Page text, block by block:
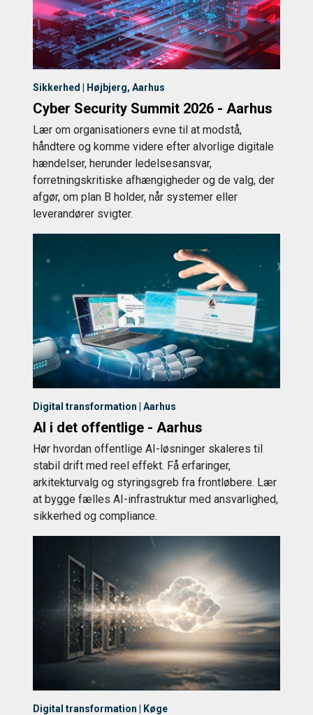
Sikkerhed | Højbjerg, Aarhus
Cyber Security Summit 2026 - Aarhus
Lær om organisationers evne til at modstå,
håndtere og komme videre efter alvorlige digitale
hændelser, herunder ledelsesansvar,
forretningskritiske afhængigheder og de valg, der
afgør, om plan B holder, når systemer eller
leverandører svigter.
Digital transformation | Aarhus
AI i det offentlige - Aarhus
Hør hvordan offentlige AI-løsninger skaleres til
stabil drift med reel effekt. Få erfaringer,
arkitekturvalg og styringsgreb fra frontløbere. Lær
at bygge fælles AI-infrastruktur med ansvarlighed,
sikkerhed og compliance.
Digital transformation | Køge